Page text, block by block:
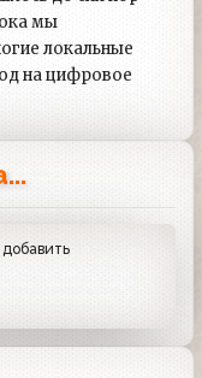
мы
локальные
на цифровое
добавить